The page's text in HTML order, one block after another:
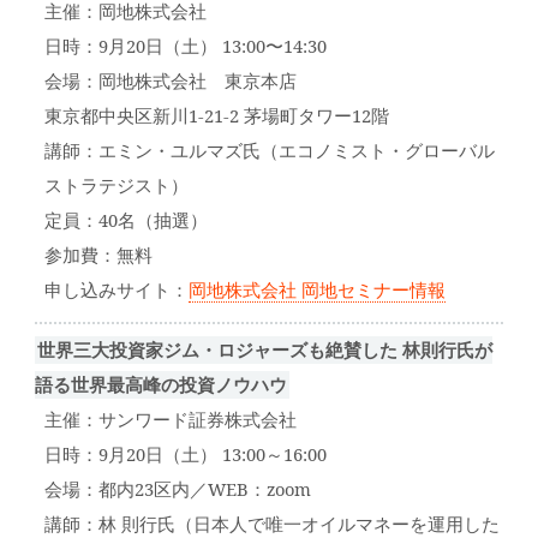
主催：岡地株式会社
日時：9月20日（土） 13:00〜14:30
会場：岡地株式会社 東京本店
東京都中央区新川1-21-2 茅場町タワー12階
講師：エミン・ユルマズ氏（エコノミスト・グローバル
ストラテジスト）
定員：40名（抽選）
参加費：無料
申し込みサイト： 岡地株式会社 岡地セミナー情報
世界三大投資家ジム・ロジャーズも絶賛した 林則行氏が
語る世界最高峰の投資ノウハウ
主催：サンワード証券株式会社
日時：9月20日（土） 13:00～16:00
会場：都内23区内／WEB：zoom
講師：林 則行氏（日本人で唯一オイルマネーを運用した